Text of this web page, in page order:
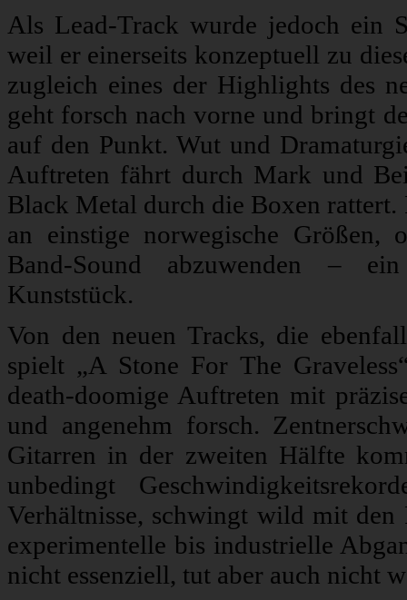
Als Lead-Track wurde jedoch ein
weil er einerseits konzeptuell zu
zugleich eines der Highlights des
geht forsch nach vorne und bringt
auf den Punkt. Wut und
Auftreten fährt durch Mark und
Black Metal durch die Boxen
an einstige norwegische Größen,
Band-Sound abzuwenden – ein
Kunststück.
Von den neuen Tracks, die
spielt „A Stone For The
death-doomige Auftreten mit
und angenehm forsch.
Gitarren in der zweiten Hälfte
unbedingt
Verhältnisse, schwingt wild mit den
experimentelle bis industrielle
nicht essenziell, tut aber auch nicht